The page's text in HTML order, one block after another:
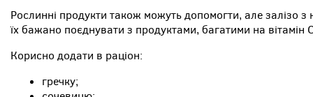
Рослинні продукти також можуть допомогти, але залізо з
їх бажано поєднувати з продуктами, багатими на вітамін
Корисно додати в раціон:
гречку;